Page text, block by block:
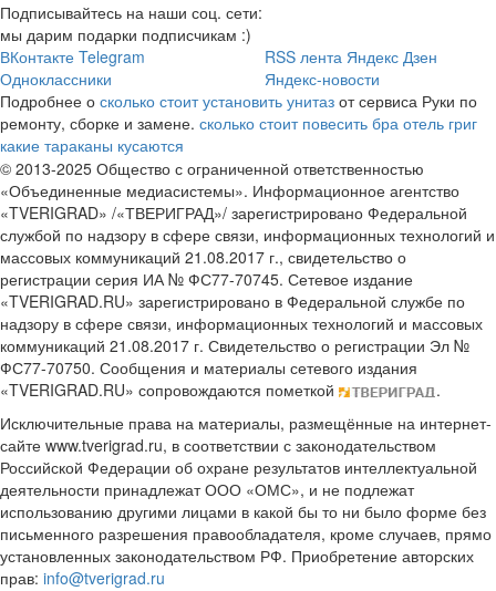
Подписывайтесь на наши соц. сети:
мы дарим подарки подписчикам :)
ВКонтакте Telegram
Одноклассники
RSS лента Яндекс Дзен
Яндекс-новости
Подробнее о сколько стоит установить унитаз от сервиса Руки по
ремонту, сборке и замене. сколько стоит повесить бра отель григ
какие тараканы кусаются
© 2013-2025 Общество с ограниченной ответственностью
«Объединенные медиасистемы». Информационное агентство
«TVERIGRAD» /«ТВЕРИГРАД»/ зарегистрировано Федеральной
службой по надзору в сфере связи, информационных технологий и
массовых коммуникаций 21.08.2017 г., свидетельство о
регистрации серия ИА № ФС77-70745. Сетевое издание
«TVERIGRAD.RU» зарегистрировано в Федеральной службе по
надзору в сфере связи, информационных технологий и массовых
коммуникаций 21.08.2017 г. Свидетельство о регистрации Эл №
ФС77-70750. Сообщения и материалы сетевого издания
«TVERIGRAD.RU» сопровождаются пометкой
.
Исключительные права на материалы, размещённые на интернет-
сайте www.tverigrad.ru, в соответствии с законодательством
Российской Федерации об охране результатов интеллектуальной
деятельности принадлежат ООО «ОМС», и не подлежат
использованию другими лицами в какой бы то ни было форме без
письменного разрешения правообладателя, кроме случаев, прямо
установленных законодательством РФ. Приобретение авторских
прав: info@tverigrad.ru